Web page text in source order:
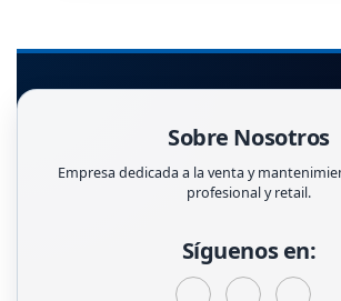
Sobre Nosotros
Empresa dedicada a la venta y
profesional y retail.
Síguenos en: